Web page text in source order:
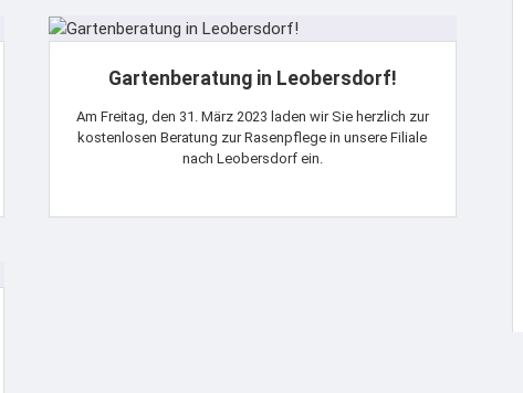
Gartenberatung in Leobersdorf!
Am Freitag, den 31. März 2023 laden wir Sie herzlich zur
kostenlosen Beratung zur Rasenpflege in unsere Filiale
nach Leobersdorf ein.